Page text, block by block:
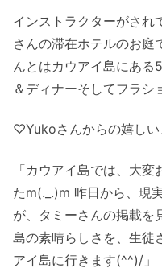
インストラクターがされ
さんの滞在ホテルのお
んとはカウアイ島にある
＆ディナーそしてフラシ
♡Yukoさんからの嬉しい
「カウアイ島では、大
たm(._.)m 昨日から、現
が、タミーさんの掲載を
島の素晴らしさを、生徒
アイ島に行きます(^^)/」